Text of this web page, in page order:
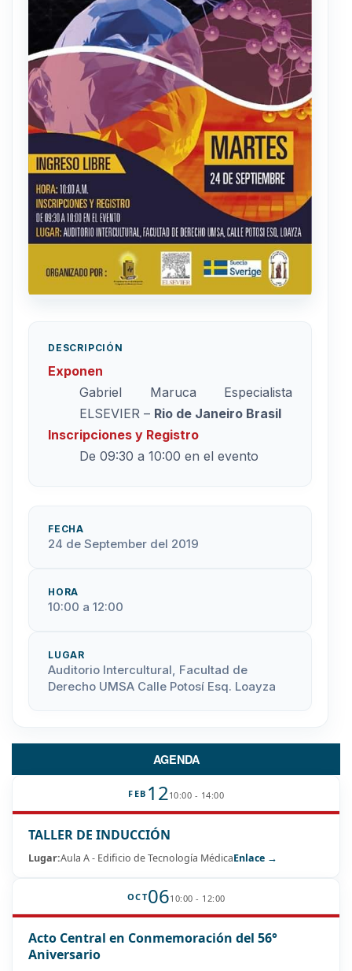
DESCRIPCIÓN
Exponen
Gabriel Maruca Especialista
ELSEVIER – Rio de Janeiro Brasil
Inscripciones y Registro
De 09:30 a 10:00 en el evento
FECHA
24 de September del 2019
HORA
10:00 a 12:00
LUGAR
Auditorio Intercultural, Facultad de
Derecho UMSA Calle Potosí Esq. Loayza
AGENDA
FEB 1210:00 - 14:00
TALLER DE INDUCCIÓN
Lugar:Aula A - Edificio de Tecnología MédicaEnlace →
OCT0610:00 - 12:00
Acto Central en Conmemoración del 56°
Aniversario